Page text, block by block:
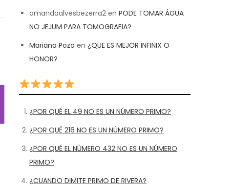
amandaalvesbezerra2 en PODE TOMAR ÁGUA
NO JEJUM PARA TOMOGRAFIA?
Mariana Pozo en ¿QUE ES MEJOR INFINIX O
HONOR?
¿POR QUÉ EL 49 NO ES UN NÚMERO PRIMO?
¿POR QUÉ 216 NO ES UN NÚMERO PRIMO?
¿POR QUÉ EL NÚMERO 432 NO ES UN NÚMERO
PRIMO?
¿CUANDO DIMITE PRIMO DE RIVERA?